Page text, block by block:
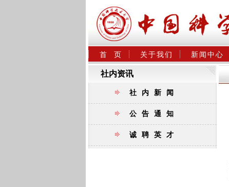
首  页 关于我们 新闻中心
社内资讯
社内新闻
公告通知
诚聘英才